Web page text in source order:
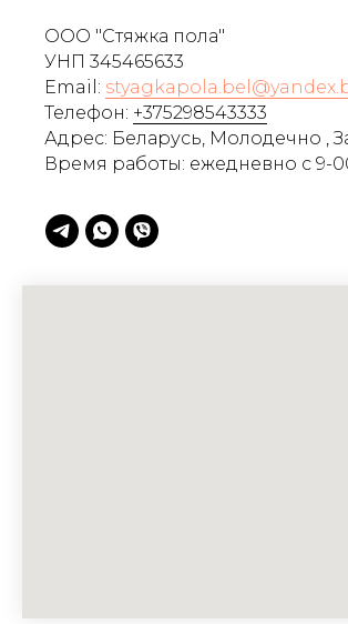
ООО "Стяжка пола"
УНП 345465633
Email:
Телефон: +375298543333
Адрес: Беларусь, Молодечно ,
Время работы: ежедневно с 9-